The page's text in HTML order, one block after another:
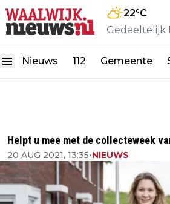
22°C
Gedeeltelijk
Nieuws 112 Gemeente
Helpt u mee met de collecteweek
20 AUG 2021, 13:35•NIEUWS